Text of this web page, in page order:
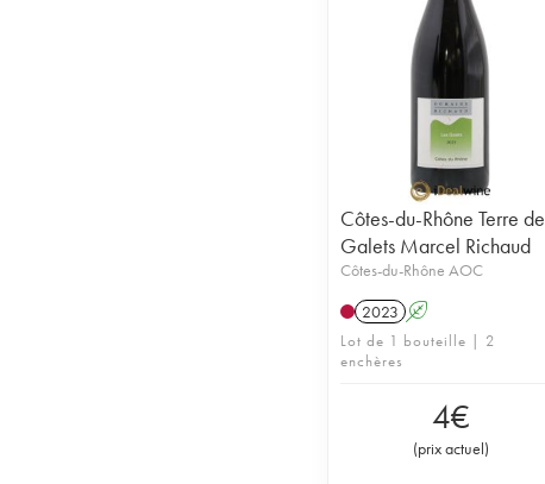
Côtes-du-Rhône Terre de
Galets Marcel Richaud
Côtes-du-Rhône AOC
2023 A
Lot de 1 bouteille | 2
enchères
4€
(prix actuel)